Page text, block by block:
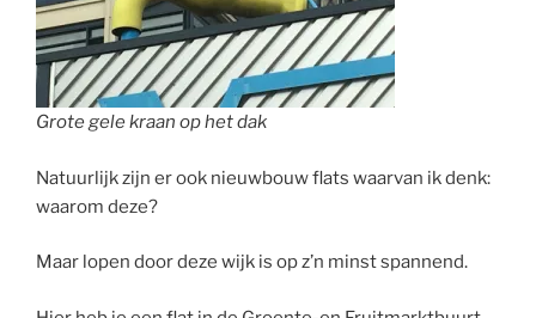
Grote gele kraan op het dak
Natuurlijk zijn er ook nieuwbouw flats waarvan ik denk:
waarom deze?
Maar lopen door deze wijk is op z’n minst spannend.